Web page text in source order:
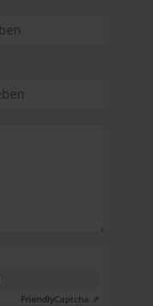
FriendlyCaptcha ⇗